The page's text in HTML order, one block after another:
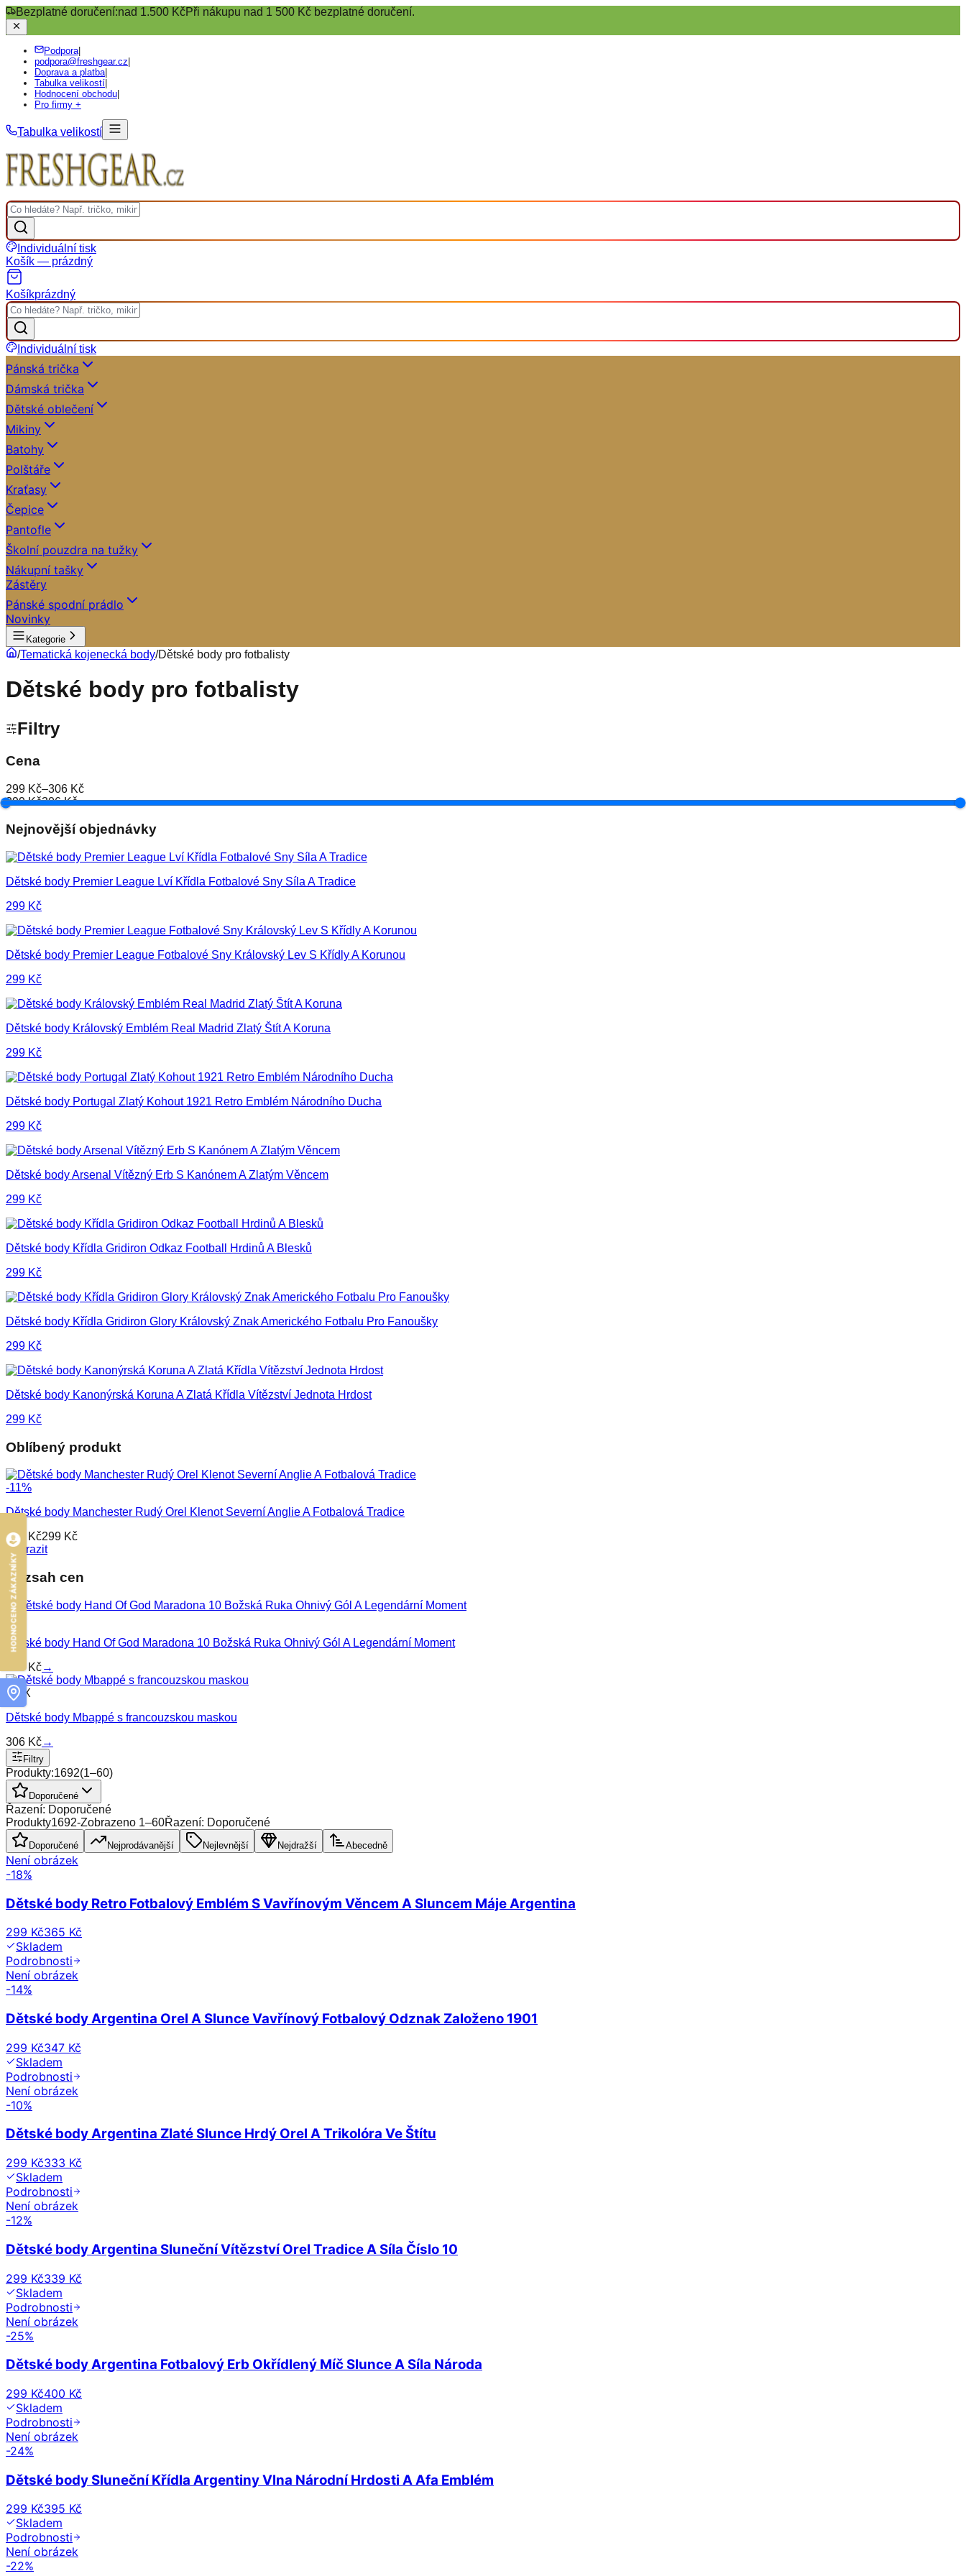
Bezplatné doručení:nad 1.500 KčPři nákupu nad 1 500 Kč bezplatné doručení.
Podpora|
podpora@freshgear.cz
Doprava a platba|
Tabulka velikostí
Hodnocení obchodu
Pro firmy +
Tabulka velikostí
Individuální tisk
Košík — prázdný
Košíkprázdný
Individuální tisk
Pánská trička
Dámská trička
Dětské oblečení
Mikiny
Batohy
Polštáře
Kraťasy
Čepice
Pantofle
Školní pouzdra na tužky
Nákupní tašky
Zástěry
Pánské spodní prádlo
Novinky
Kategorie
/Tematická kojenecká body/Dětské body pro fotbalisty
Dětské body pro fotbalisty
Filtry
Cena
299 Kč–306 Kč
299 Kč306 Kč
Nejnovější objednávky
Dětské body Premier League Lví Křídla Fotbalové Sny Síla A Tradice
299 Kč
Dětské body Premier League Fotbalové Sny Královský Lev S Křídly A Korunou
299 Kč
Dětské body Královský Emblém Real Madrid Zlatý Štít A Koruna
299 Kč
Dětské body Portugal Zlatý Kohout 1921 Retro Emblém Národního Ducha
299 Kč
Dětské body Arsenal Vítězný Erb S Kanónem A Zlatým Věncem
299 Kč
Dětské body Křídla Gridiron Odkaz Football Hrdinů A Blesků
299 Kč
Dětské body Křídla Gridiron Glory Královský Znak Amerického Fotbalu Pro Fanoušky
299 Kč
Dětské body Kanonýrská Koruna A Zlatá Křídla Vítězství Jednota Hrdost
299 Kč
Oblíbený produkt
-11%
Dětské body Manchester Rudý Orel Klenot Severní Anglie A Fotbalová Tradice
335
Kč299 Kč
Zobrazit
Rozsah cen
MIN
Dětské body Hand Of God Maradona 10 Božská Ruka Ohnivý Gól A Legendární Moment
Kč→
MAX
Dětské body Mbappé s francouzskou maskou
306 Kč→
Filtry
Produkty:1692(1–60)
Doporučené
Řazení: Doporučené
Produkty1692-Zobrazeno 1–60Řazení: Doporučené
Doporučené Nejprodávanější Nejlevnější Nejdražší Abecedně
Není obrázek
-18%
Dětské body Retro Fotbalový Emblém S Vavřínovým Věncem A Sluncem Máje Argentina
299 Kč365 Kč
Skladem
Podrobnosti
Není obrázek
-14%
Dětské body Argentina Orel A Slunce Vavřínový Fotbalový Odznak Založeno 1901
299 Kč347 Kč
Skladem
Podrobnosti
Není obrázek
-10%
Dětské body Argentina Zlaté Slunce Hrdý Orel A Trikolóra Ve Štítu
299 Kč333 Kč
Skladem
Podrobnosti
Není obrázek
-12%
Dětské body Argentina Sluneční Vítězství Orel Tradice A Síla Číslo 10
299 Kč339 Kč
Skladem
Podrobnosti
Není obrázek
-25%
Dětské body Argentina Fotbalový Erb Okřídlený Míč Slunce A Síla Národa
299 Kč400 Kč
Skladem
Podrobnosti
Není obrázek
-24%
Dětské body Sluneční Křídla Argentiny Vlna Národní Hrdosti A Afa Emblém
299 Kč395 Kč
Skladem
Podrobnosti
Není obrázek
-22%
HODNOCENO ZÁKAZNÍKY